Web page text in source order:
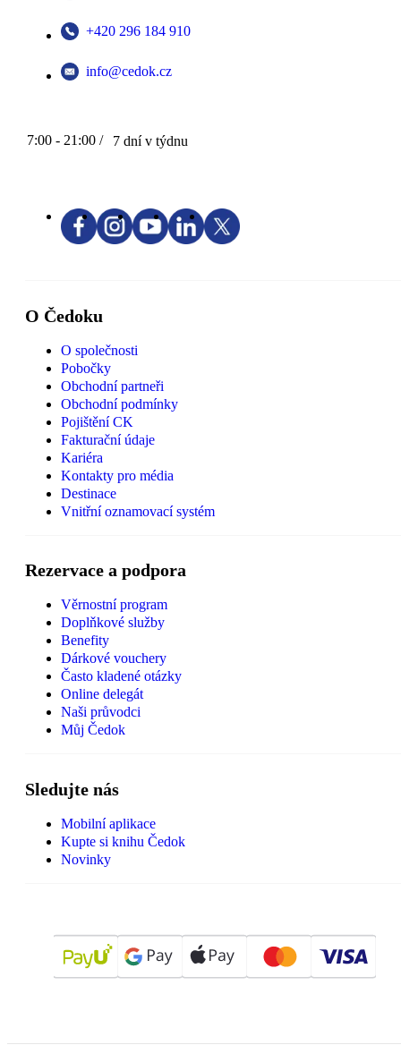
+420 296 184 910
info@cedok.cz
7:00 - 21:00 / 7 dní v týdnu
O Čedoku
O společnosti
Pobočky
Obchodní partneři
Obchodní podmínky
Pojištění CK
Fakturační údaje
Kariéra
Kontakty pro média
Destinace
Vnitřní oznamovací systém
Rezervace a podpora
Věrnostní program
Doplňkové služby
Benefity
Dárkové vouchery
Často kladené otázky
Online delegát
Naši průvodci
Můj Čedok
Sledujte nás
Mobilní aplikace
Kupte si knihu Čedok
Novinky